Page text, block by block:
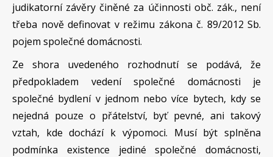
judikatorní závěry činěné za účinnosti obč. zák., není
třeba nově definovat v režimu zákona č. 89/2012 Sb.
pojem společné domácnosti.
Ze shora uvedeného rozhodnutí se podává, že
předpokladem vedení společné domácnosti je
společné bydlení v jednom nebo více bytech, kdy se
nejedná pouze o přátelství, byť pevné, ani takový
vztah, kde dochází k výpomoci. Musí být splněna
podmínka existence jediné společné domácnosti,